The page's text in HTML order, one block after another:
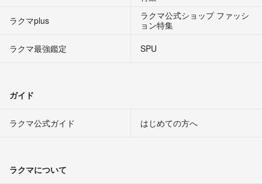
ラクマplus
ラクマ公式ショップ ファッシ
ョン特集
ラクマ最強鑑定
SPU
ガイド
ラクマ公式ガイド はじめての方へ
ラクマについて